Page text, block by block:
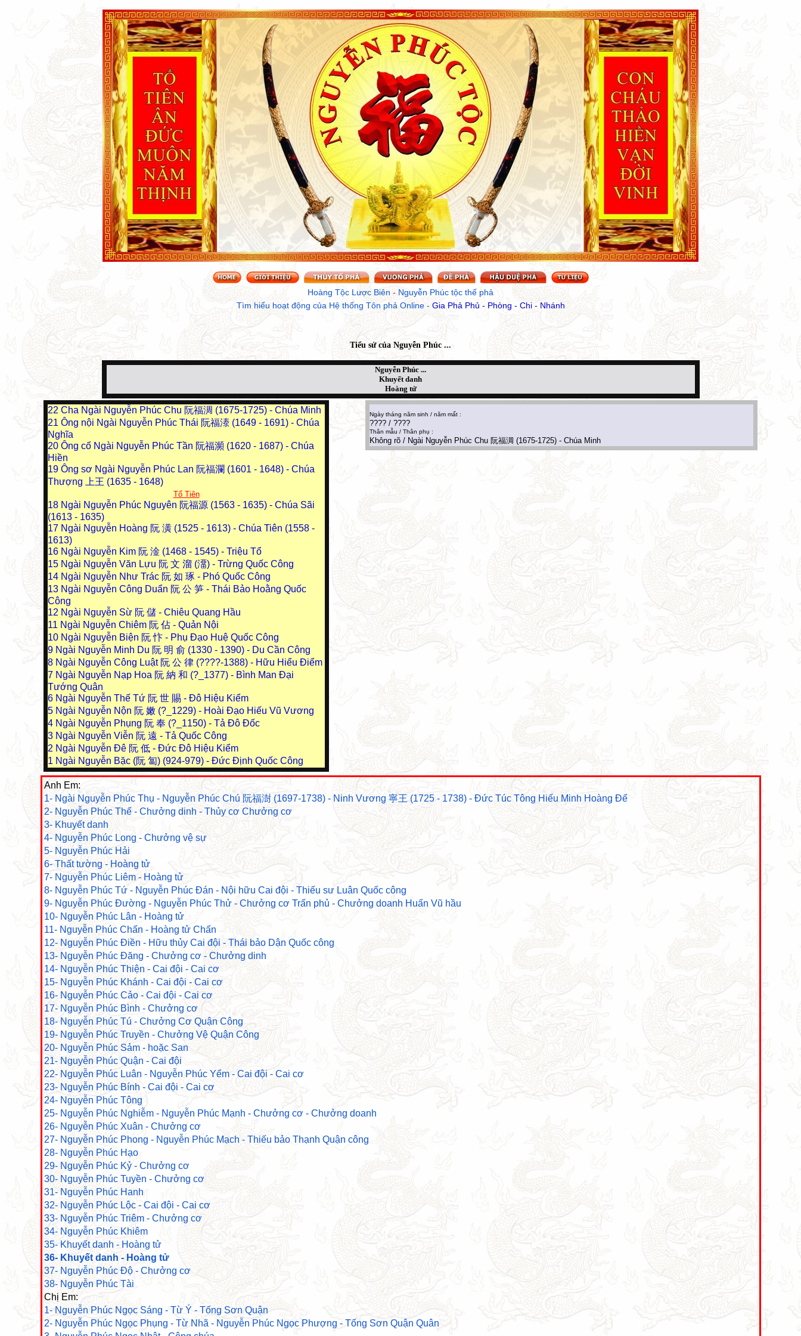
Hoàng Tộc Lược Biên - Nguyễn Phúc tộc thế phả
Tìm hiểu hoạt động của Hệ thống Tôn phả Online - Gia Phả Phủ - Phòng - Chi - Nhánh
Tiểu sử của Nguyễn Phúc ...
Nguyễn Phúc ...
Khuyết danh
Hoàng tử
22 Cha Ngài Nguyễn Phúc Chu 阮福淍 (1675-1725) - Chúa Minh
21 Ông nội Ngài Nguyễn Phúc Thái 阮福溙 (1649 - 1691) - Chúa
Nghĩa
20 Ông cố Ngài Nguyễn Phúc Tần 阮福瀕 (1620 - 1687) - Chúa
Hiền
19 Ông sơ Ngài Nguyễn Phúc Lan 阮福瀾 (1601 - 1648) - Chúa
Thượng 上王 (1635 - 1648)
Tổ Tiên
18 Ngài Nguyễn Phúc Nguyên 阮福源 (1563 - 1635) - Chúa Sãi
(1613 - 1635)
17 Ngài Nguyễn Hoàng 阮 潢 (1525 - 1613) - Chúa Tiên (1558 -
1613)
16 Ngài Nguyễn Kim 阮 淦 (1468 - 1545) - Triệu Tổ
15 Ngài Nguyễn Văn Lựu 阮 文 溜 (澑) - Trừng Quốc Công
14 Ngài Nguyễn Như Trác 阮 如 琢 - Phó Quốc Công
13 Ngài Nguyễn Công Duẩn 阮 公 笋 - Thái Bảo Hoằng Quốc
Công
12 Ngài Nguyễn Sừ 阮 儲 - Chiêu Quang Hầu
11 Ngài Nguyễn Chiêm 阮 佔 - Quản Nội
10 Ngài Nguyễn Biện 阮 忭 - Phụ Đạo Huệ Quốc Công
9 Ngài Nguyễn Minh Du 阮 明 俞 (1330 - 1390) - Du Cần Công
8 Ngài Nguyễn Công Luật 阮 公 律 (????-1388) - Hữu Hiểu Điểm
7 Ngài Nguyễn Nạp Hoa 阮 納 和 (?_1377) - Bình Man Đại
Tướng Quân
6 Ngài Nguyễn Thế Tứ 阮 世 賜 - Đô Hiệu Kiểm
5 Ngài Nguyễn Nộn 阮 嫩 (?_1229) - Hoài Đạo Hiếu Vũ Vương
4 Ngài Nguyễn Phụng 阮 奉 (?_1150) - Tả Đô Đốc
3 Ngài Nguyễn Viễn 阮 遠 - Tả Quốc Công
2 Ngài Nguyễn Đê 阮 低 - Đức Đô Hiệu Kiểm
1 Ngài Nguyễn Bặc (阮 匐) (924-979) - Đức Định Quốc Công
Ngày tháng năm sinh / năm mất :
???? / ????
Thân mẫu / Thân phụ :
Không rõ / Ngài Nguyễn Phúc Chu 阮福淍 (1675-1725) - Chúa Minh
Anh Em:
1- Ngài Nguyễn Phúc Thụ - Nguyễn Phúc Chú 阮福澍 (1697-1738) - Ninh Vương 寧王 (1725 - 1738) - Đức Túc Tông Hiếu Minh Hoàng Đế
2- Nguyễn Phúc Thể - Chưởng dinh - Thủy cơ Chưởng cơ
3- Khuyết danh
4- Nguyễn Phúc Long - Chưởng vệ sự
5- Nguyễn Phúc Hải
6- Thất tường - Hoàng tử
7- Nguyễn Phúc Liêm - Hoàng tử
8- Nguyễn Phúc Tứ - Nguyễn Phúc Đán - Nội hữu Cai đội - Thiếu sư Luân Quốc công
9- Nguyễn Phúc Đường - Nguyễn Phúc Thử - Chưởng cơ Trấn phủ - Chưởng doanh Huấn Vũ hầu
10- Nguyễn Phúc Lân - Hoàng tử
11- Nguyễn Phúc Chấn - Hoàng tử Chấn
12- Nguyễn Phúc Điền - Hữu thủy Cai đội - Thái bảo Dận Quốc công
13- Nguyễn Phúc Đăng - Chưởng cơ - Chưởng dinh
14- Nguyễn Phúc Thiện - Cai đội - Cai cơ
15- Nguyễn Phúc Khánh - Cai đội - Cai cơ
16- Nguyễn Phúc Cảo - Cai đội - Cai cơ
17- Nguyễn Phúc Bình - Chưởng cơ
18- Nguyễn Phúc Tú - Chưởng Cơ Quận Công
19- Nguyễn Phúc Truyền - Chưởng Vệ Quận Công
20- Nguyễn Phúc Sảm - hoặc San
21- Nguyễn Phúc Quận - Cai đội
22- Nguyễn Phúc Luân - Nguyễn Phúc Yểm - Cai đội - Cai cơ
23- Nguyễn Phúc Bính - Cai đội - Cai cơ
24- Nguyễn Phúc Tông
25- Nguyễn Phúc Nghiễm - Nguyễn Phúc Mạnh - Chưởng cơ - Chưởng doanh
26- Nguyễn Phúc Xuân - Chưởng cơ
27- Nguyễn Phúc Phong - Nguyễn Phúc Mạch - Thiếu bảo Thạnh Quận công
28- Nguyễn Phúc Hạo
29- Nguyễn Phúc Kỷ - Chưởng cơ
30- Nguyễn Phúc Tuyền - Chưởng cơ
31- Nguyễn Phúc Hanh
32- Nguyễn Phúc Lộc - Cai đội - Cai cơ
33- Nguyễn Phúc Triêm - Chưởng cơ
34- Nguyễn Phúc Khiêm
35- Khuyết danh - Hoàng tử
36- Khuyết danh - Hoàng tử
37- Nguyễn Phúc Độ - Chưởng cơ
38- Nguyễn Phúc Tài
Chị Em:
1- Nguyễn Phúc Ngọc Sáng - Từ Ý - Tống Sơn Quận
2- Nguyễn Phúc Ngọc Phụng - Từ Nhã - Nguyễn Phúc Ngọc Phượng - Tống Sơn Quận Quân